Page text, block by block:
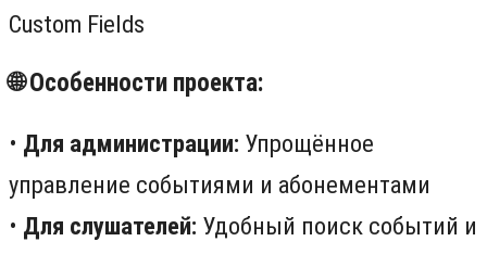
Custom Fields
🌐 Особенности проекта:
• Для администрации: Упрощённое
управление событиями и абонементами
• Для слушателей: Удобный поиск событий и